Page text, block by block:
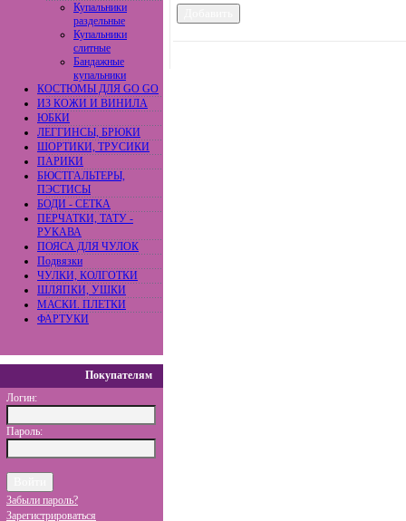
Купальники
раздельные
Купальники
слитные
Бандажные
купальники
КОСТЮМЫ ДЛЯ GO GO
ИЗ КОЖИ И ВИНИЛА
ЮБКИ
ЛЕГГИНСЫ, БРЮКИ
ШОРТИКИ, ТРУСИКИ
ПАРИКИ
БЮСТГАЛЬТЕРЫ,
ПЭСТИСЫ
БОДИ - СЕТКА
ПЕРЧАТКИ, ТАТУ -
РУКАВА
ПОЯСА ДЛЯ ЧУЛОК
Подвязки
ЧУЛКИ, КОЛГОТКИ
ШЛЯПКИ, УШКИ
МАСКИ. ПЛЕТКИ
ФАРТУКИ
Покупателям
Логин:
Пароль:
Забыли пароль?
Зарегистрироваться